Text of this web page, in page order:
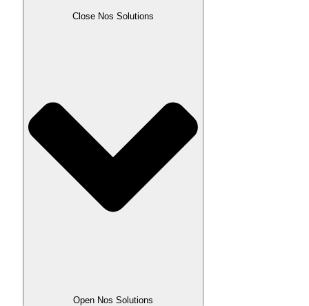
Close Nos Solutions
Open Nos Solutions